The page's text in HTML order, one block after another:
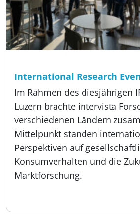
International Research
Im Rahmen des diesjährigen
Luzern brachte intervista
verschiedenen Ländern
Mittelpunkt standen
Perspektiven auf
Konsumverhalten und die
Marktforschung.